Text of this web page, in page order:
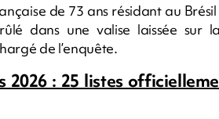
de 73 ans résidant au
dans une valise laissée sur
de l’enquête.
2026 : 25 listes